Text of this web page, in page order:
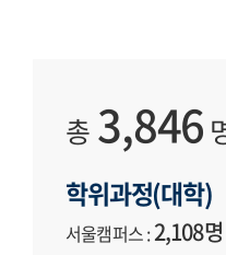
총3,846
학위과정(대학)
서울캠퍼스 :2,108명